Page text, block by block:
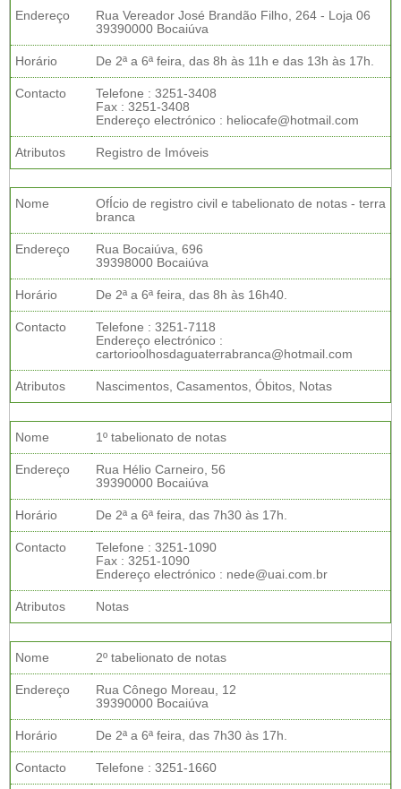
Endereço
Rua Vereador José Brandão Filho, 264 - Loja 06
39390000 Bocaiúva
Horário De 2ª a 6ª feira, das 8h às 11h e das 13h às 17h.
Contacto
Telefone : 3251-3408
Fax : 3251-3408
Endereço electrónico : heliocafe@hotmail.com
Atributos Registro de Imóveis
Nome
OfÍcio de registro civil e tabelionato de notas - terra
branca
Endereço
Rua Bocaiúva, 696
39398000 Bocaiúva
Horário De 2ª a 6ª feira, das 8h às 16h40.
Contacto
Telefone : 3251-7118
Endereço electrónico :
cartorioolhosdaguaterrabranca@hotmail.com
Atributos Nascimentos, Casamentos, Óbitos, Notas
Nome 1º tabelionato de notas
Endereço
Rua Hélio Carneiro, 56
39390000 Bocaiúva
Horário De 2ª a 6ª feira, das 7h30 às 17h.
Contacto
Telefone : 3251-1090
Fax : 3251-1090
Endereço electrónico : nede@uai.com.br
Atributos Notas
Nome 2º tabelionato de notas
Endereço
Rua Cônego Moreau, 12
39390000 Bocaiúva
Horário De 2ª a 6ª feira, das 7h30 às 17h.
Contacto Telefone : 3251-1660